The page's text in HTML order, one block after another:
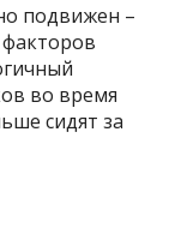
подвижен –
факторов
во время
сидят за